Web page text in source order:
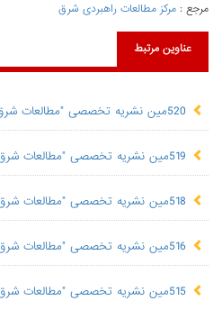
مرجع : مرکز مطالعات راهبردی شرق
عناوین مرتبط
520مین نشریه تخصصی "مطالعات شرق"
519مین نشریه تخصصی "مطالعات شرق"
518مین نشریه تخصصی "مطالعات شرق"
516مین نشریه تخصصی "مطالعات شرق"
515مین نشریه تخصصی "مطالعات شرق"